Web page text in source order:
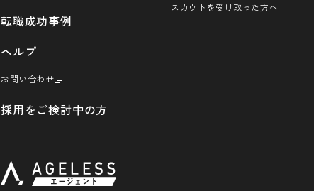
転職成功事例
ヘルプ
お問い合わせ
採用をご検討中の方
スカウトを受け取った方へ